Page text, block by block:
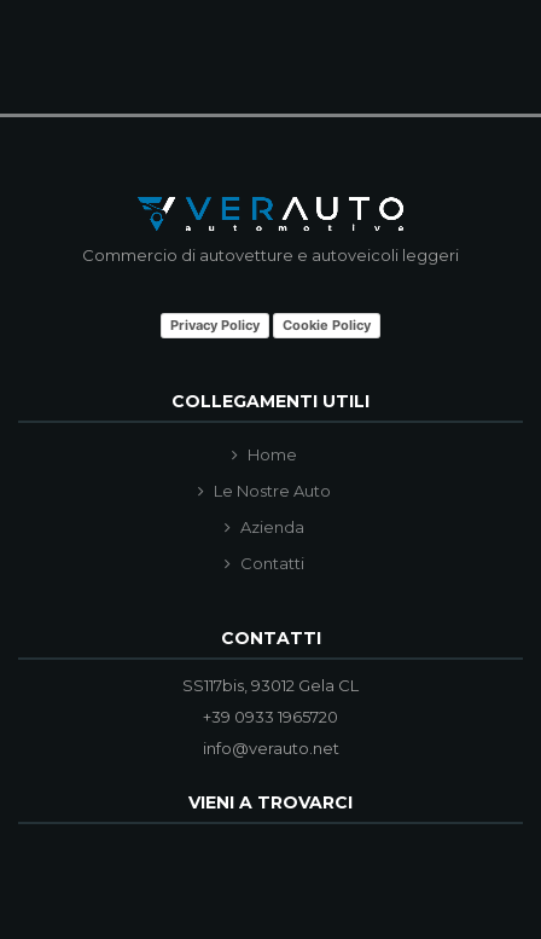
Commercio di autovetture e autoveicoli leggeri
Privacy Policy Cookie Policy
COLLEGAMENTI UTILI
Home
Le Nostre Auto
Azienda
Contatti
CONTATTI
SS117bis, 93012 Gela CL
+39 0933 1965720
info@verauto.net
VIENI A TROVARCI